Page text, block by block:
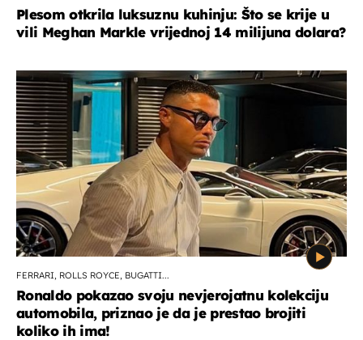
Plesom otkrila luksuznu kuhinju: Što se krije u
vili Meghan Markle vrijednoj 14 milijuna dolara?
FERRARI, ROLLS ROYCE, BUGATTI...
Ronaldo pokazao svoju nevjerojatnu kolekciju
automobila, priznao je da je prestao brojiti
koliko ih ima!